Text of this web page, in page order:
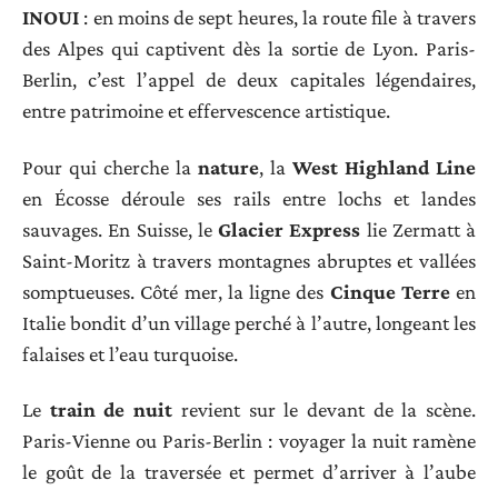
INOUI : en moins de sept heures, la route file à travers
des Alpes qui captivent dès la sortie de Lyon. Paris-
Berlin, c’est l’appel de deux capitales légendaires,
entre patrimoine et effervescence artistique.
Pour qui cherche la nature, la West Highland Line
en Écosse déroule ses rails entre lochs et landes
sauvages. En Suisse, le Glacier Express lie Zermatt à
Saint-Moritz à travers montagnes abruptes et vallées
somptueuses. Côté mer, la ligne des Cinque Terreen
Italie bondit d’un village perché à l’autre, longeant les
falaises et l’eau turquoise.
Le train de nuit revient sur le devant de la scène.
Paris-Vienne ou Paris-Berlin : voyager la nuit ramène
le goût de la traversée et permet d’arriver à l’aube